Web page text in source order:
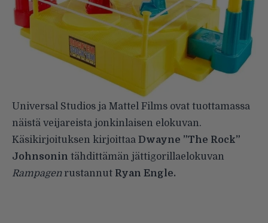
Universal Studios ja Mattel Films ovat tuottamassa
näistä veijareista jonkinlaisen elokuvan.
Käsikirjoituksen kirjoittaa Dwayne ”The Rock”
Johnsonin tähdittämän jättigorillaelokuvan
Rampagenrustannut Ryan Engle.